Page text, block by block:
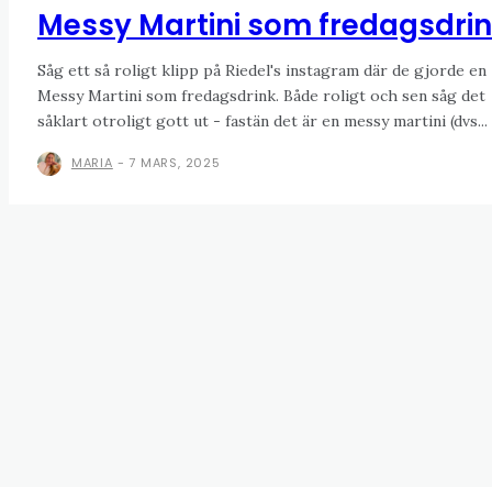
Messy Martini som
Såg ett så roligt klipp på Riedel's instagram där de gjorde en
Messy Martini som fredagsdrink. Både roligt och sen såg det
såklart otroligt gott ut - fastän det är en messy martini (dvs...
MARIA - 7 MARS, 2025